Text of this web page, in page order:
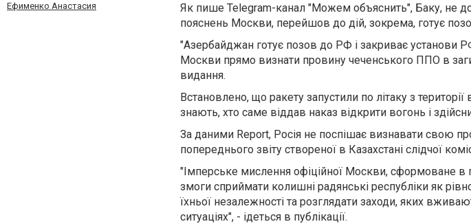
Ефименко Анастасия
Як пише Telegram-канал "Можем объяснить", Баку, не
пояснень Москви, перейшов до дій, зокрема, готує
"Азербайджан готує позов до РФ і закриває установи
Москви прямо визнати провину чеченського ППО в
видання.
Встановлено, що ракету запустили по літаку з території
знають, хто саме віддав наказ відкрити вогонь і
За даними Report, Росія не поспішає визнавати свою
попереднього звіту створеної в Казахстані слідчої
"Імперське мислення офіційної Москви, сформоване в
змоги сприймати колишні радянські республіки як
їхньої незалежності та розглядати заходи, яких
ситуаціях", - ідеться в публікації.